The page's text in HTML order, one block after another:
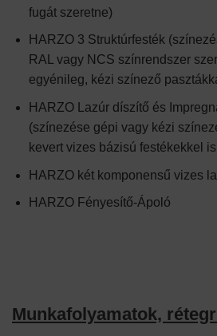
fugát szeretne)
HARZO 3 Struktúrfesték
RAL vagy NCS színrendszer
egyénileg, kézi színező
HARZO Lazúr díszítő és
(színezése gépi vagy kézi
kevert vizes bázisú festékekkel
HARZO két komponensű vizes
HARZO Fényesítő-Ápoló
Munkafolyamatok,